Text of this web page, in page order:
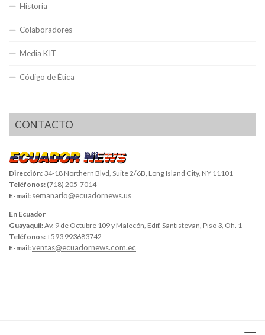
Historia
Colaboradores
Media KIT
Código de Ética
CONTACTO
Dirección: 34-18 Northern Blvd, Suite 2/6B, Long Island City, NY 11101
Teléfonos: (718) 205-7014
E-mail: semanario@ecuadornews.us
En Ecuador
Guayaquil:Av. 9 de Octubre 109 y Malecón, Edif. Santistevan, Piso 3, Ofi. 1
Teléfonos:+593 993683742
E-mail:ventas@ecuadornews.com.ec